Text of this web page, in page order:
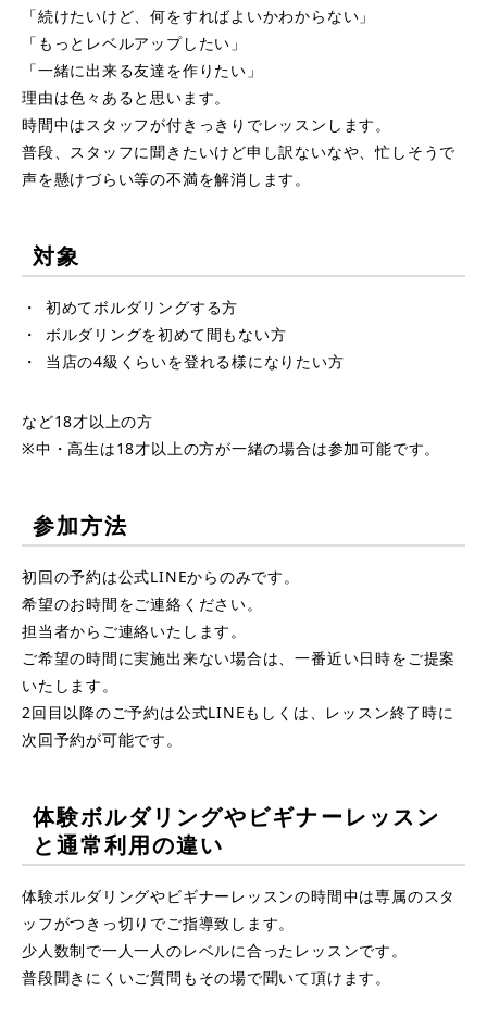
「続けたいけど、何をすればよいかわからない」
「もっとレベルアップしたい」
「一緒に出来る友達を作りたい」
理由は色々あると思います。
時間中はスタッフが付きっきりでレッスンします。
普段、スタッフに聞きたいけど申し訳ないなや、忙しそうで
声を懸けづらい等の不満を解消します。
対象
初めてボルダリングする方
ボルダリングを初めて間もない方
当店の4級くらいを登れる様になりたい方
など18才以上の方
※中・高生は18才以上の方が一緒の場合は参加可能です。
参加方法
初回の予約は公式LINEからのみです。
希望のお時間をご連絡ください。
担当者からご連絡いたします。
ご希望の時間に実施出来ない場合は、一番近い日時をご提案
いたします。
2回目以降のご予約は公式LINEもしくは、レッスン終了時に
次回予約が可能です。
体験ボルダリングやビギナーレッスン
と通常利用の違い
体験ボルダリングやビギナーレッスンの時間中は専属のスタ
ッフがつきっ切りでご指導致します。
少人数制で一人一人のレベルに合ったレッスンです。
普段聞きにくいご質問もその場で聞いて頂けます。